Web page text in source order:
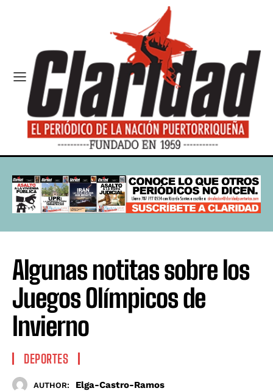
Algunas notitas sobre los
Juegos Olímpicos de
Invierno
DEPORTES
AUTHOR: Elga-Castro-Ramos